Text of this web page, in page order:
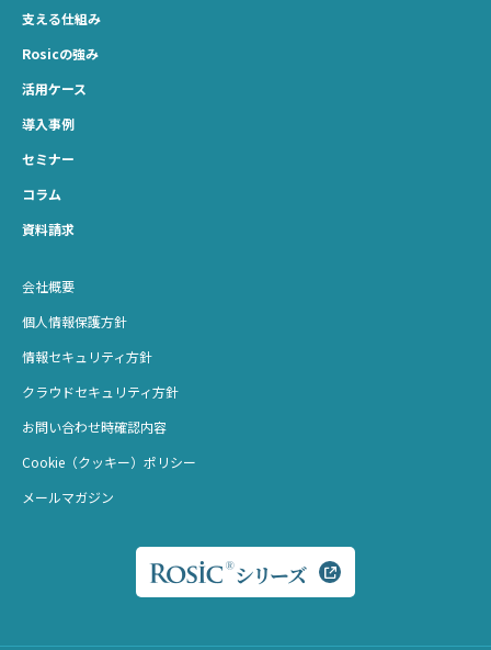
支える仕組み
Rosicの強み
活用ケース
導入事例
セミナー
コラム
資料請求
会社概要
個人情報保護方針
情報セキュリティ方針
クラウドセキュリティ方針
お問い合わせ時確認内容
Cookie（クッキー）ポリシー
メールマガジン
シリーズ